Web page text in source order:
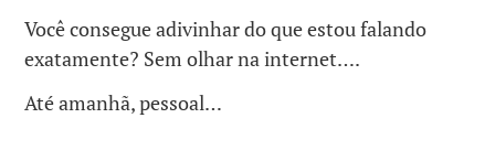
Você consegue adivinhar do que estou falando
exatamente? Sem olhar na internet….
Até amanhã, pessoal…